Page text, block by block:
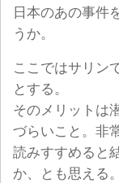
日本のあの事件
うか。
ここではサリン
とする。
そのメリットは
づらいこと。非
読みすすめると
か、とも思える。